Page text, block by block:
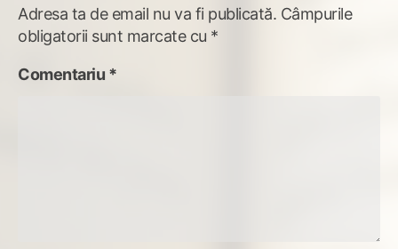
Adresa ta de email nu va fi publicată. Câmpurile
obligatorii sunt marcate cu *
Comentariu *